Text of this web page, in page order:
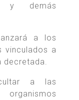
y demás
a los
vinculados a
a las